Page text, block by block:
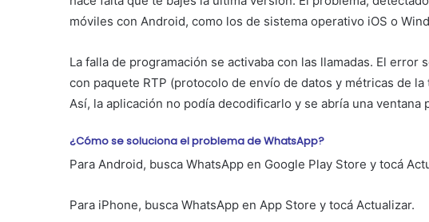
móviles con Android, como los de sistema operativo iOS o
La falla de programación se activaba con las llamadas. El error
con paquete RTP (protocolo de envío de datos y métricas de
Así, la aplicación no podía decodificarlo y se abría una ventana
¿Cómo se soluciona el problema de WhatsApp?
Para Android, busca WhatsApp en Google Play Store y tocá
Para iPhone, busca WhatsApp en App Store y tocá Actualizar.